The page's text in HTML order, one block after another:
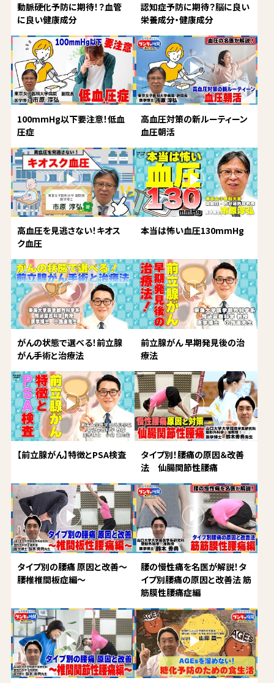
動脈硬化予防に期待！？血管
に良い健康成分
認知症予防に期待？脳に良い
栄養成分・健康成分
100mmHg以下要注意！低血
圧症
高血圧対策の新ルーティーン
血圧朝活
高血圧を見逃さない！キオス
ク血圧
本当は怖い血圧130mmHg
がんの状態で選べる！前立腺
がん手術と治療法
前立腺がん 早期発見後の治
療法
【前立腺がん】特徴とPSA検査
タイプ別！腰痛の原因＆改善
法 仙腸関節性腰痛
タイプ別の腰痛 原因と改善～
腰椎椎間板症編～
腰の慢性痛を名医が解説！タ
イプ別腰痛の原因と改善法 筋
筋膜性腰痛症編